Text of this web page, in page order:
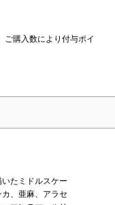
ご購入数により付与ポイ
たミドルスケー
、亜麻、アラセ